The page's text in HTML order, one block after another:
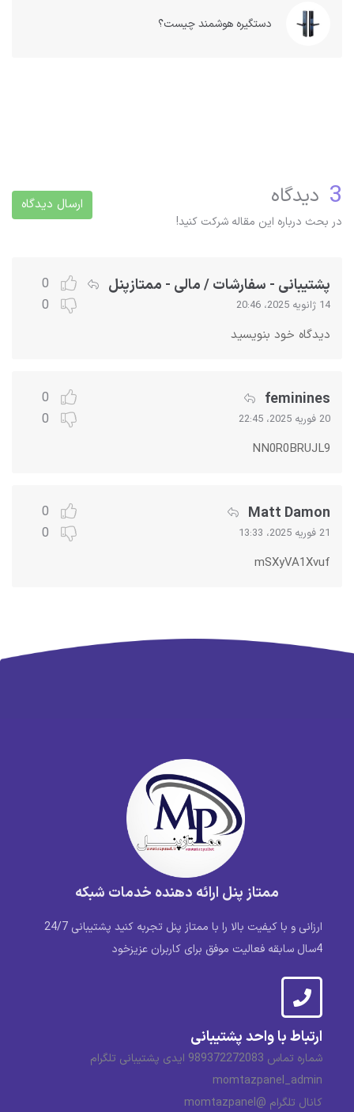
دستگیره هوشمند چیست؟
3 دیدگاه
در بحث درباره این مقاله شرکت کنید!
ارسال دیدگاه
0
0
پشتیبانی - سفارشات / مالی - ممتازپنل
14 ژانویه 2025، 20:46
دیدگاه خود بنویسید
0
0
feminines
20 فوریه 2025، 22:45
NN0R0BRUJL9
0
0
Matt Damon
21 فوریه 2025، 13:33
mSXyVA1Xvuf
ممتاز پنل ارائه دهنده خدمات شبکه
ارزانی و با کیفیت بالا را با ممتاز پنل تجربه کنید پشتیبانی 24/7
4سال سابقه فعالیت موفق برای کاربران عزیزخود
ارتباط با واحد پشتیبانی
شماره تماس 989372272083 ایدی پشتیبانی تلگرام
momtazpanel_admin
کانال تلگرام @momtazpanel